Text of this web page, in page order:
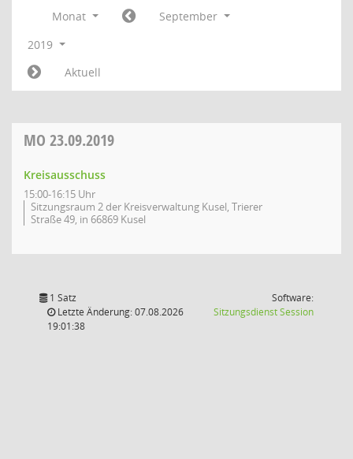
Monat
September
2019
Aktuell
MO 23.09.2019
Kreisausschuss
15:00-16:15 Uhr
Sitzungsraum 2 der Kreisverwaltung Kusel, Trierer
Straße 49, in 66869 Kusel
1 Satz
Letzte Änderung: 07.08.2026
19:01:38
Software:
SitzungsdienstSession(Wird in